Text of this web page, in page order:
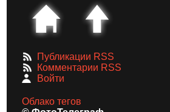
Публикации RSS
Комментарии RSS
Войти
Облако тегов